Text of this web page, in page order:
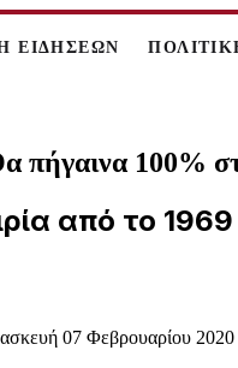
ΕΙΔΗΣΕΩΝ
πήγαινα 100%
από το
07 Φεβρουαρίου 2020